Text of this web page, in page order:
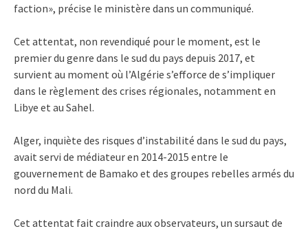
faction», précise le ministère dans un communiqué.
Cet attentat, non revendiqué pour le moment, est le
premier du genre dans le sud du pays depuis 2017, et
survient au moment où l’Algérie s’efforce de s’impliquer
dans le règlement des crises régionales, notamment en
Libye et au Sahel.
Alger, inquiète des risques d’instabilité dans le sud du pays,
avait servi de médiateur en 2014-2015 entre le
gouvernement de Bamako et des groupes rebelles armés du
nord du Mali.
Cet attentat fait craindre aux observateurs, un sursaut de